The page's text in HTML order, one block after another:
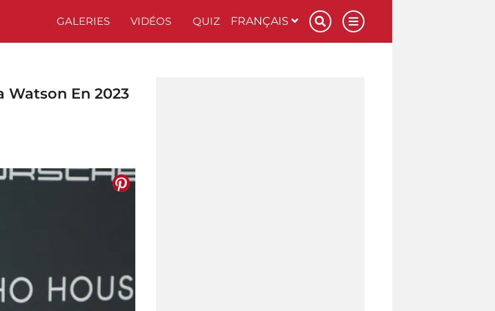
GALERIES VIDÉOS QUIZ FRANÇAIS
Watson En 2023